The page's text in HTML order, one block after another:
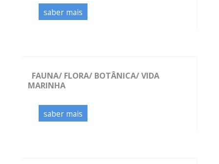
saber mais
FAUNA/ FLORA/ BOTÂNICA/ VIDA
MARINHA
saber mais